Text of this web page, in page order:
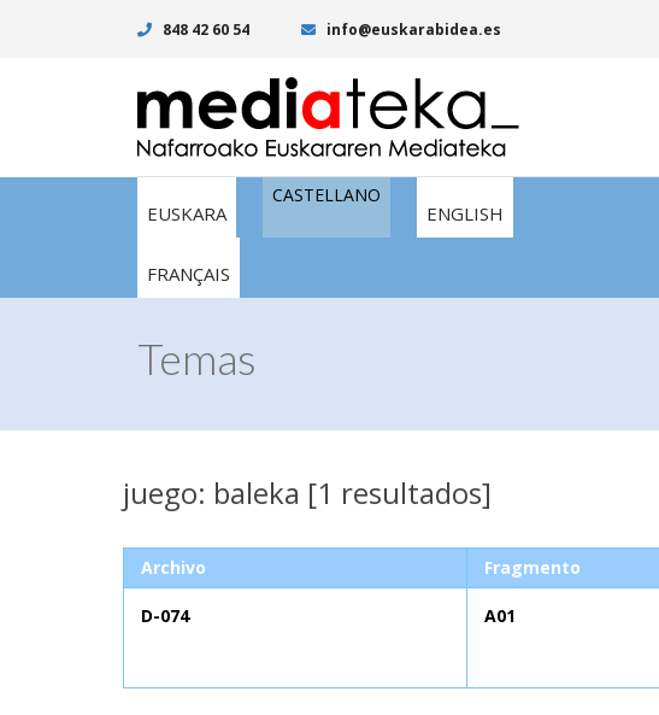
848 42 60 54 info@euskarabidea.es
EUSKARA
CASTELLANO
ENGLISH
FRANÇAIS
Temas
juego: baleka [1 resultados]
Archivo Fragmento
D-074 A01